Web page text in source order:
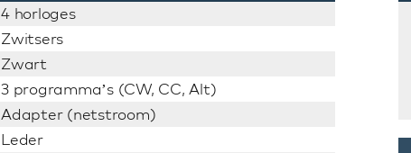
4 horloges
Zwitsers
Zwart
3 programma’s (CW, CC, Alt)
Adapter (netstroom)
Leder